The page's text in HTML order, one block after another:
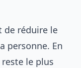
de réduire le
personne. En
reste le plus